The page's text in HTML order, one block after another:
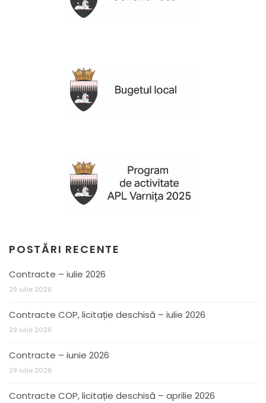
POSTĂRI RECENTE
Contracte – iulie 2026
29 iulie 2026
Contracte COP, licitație deschisă – iulie 2026
29 iulie 2026
Contracte – iunie 2026
29 iulie 2026
Contracte COP, licitație deschisă – aprilie 2026